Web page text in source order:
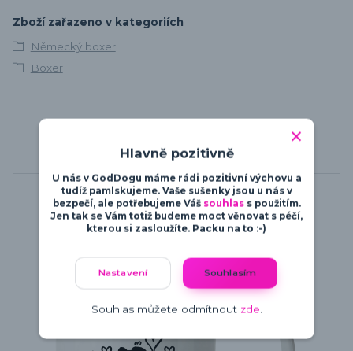
Zboží zařazeno v kategoriích
Německý boxer
Boxer
Související zboží 6
Hlavně pozitivně
U nás v GodDogu máme rádi pozitivní výchovu a
tudíž pamlskujeme. Vaše sušenky jsou u nás v
bezpečí, ale potřebujeme Váš souhlass použitím.
Jen tak se Vám totiž budeme moct věnovat s péčí,
kterou si zasloužíte. Packu na to :-)
Nastavení Souhlasím
Souhlas můžete odmítnout zde.